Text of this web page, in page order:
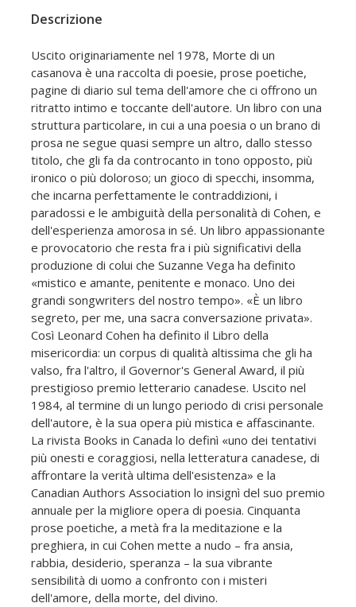
Descrizione
Uscito originariamente nel 1978, Morte di un
casanova è una raccolta di poesie, prose poetiche,
pagine di diario sul tema dell'amore che ci offrono un
ritratto intimo e toccante dell'autore. Un libro con una
struttura particolare, in cui a una poesia o un brano di
prosa ne segue quasi sempre un altro, dallo stesso
titolo, che gli fa da controcanto in tono opposto, più
ironico o più doloroso; un gioco di specchi, insomma,
che incarna perfettamente le contraddizioni, i
paradossi e le ambiguità della personalità di Cohen, e
dell'esperienza amorosa in sé. Un libro appassionante
e provocatorio che resta fra i più significativi della
produzione di colui che Suzanne Vega ha definito
«mistico e amante, penitente e monaco. Uno dei
grandi songwriters del nostro tempo». «È un libro
segreto, per me, una sacra conversazione privata».
Così Leonard Cohen ha definito il Libro della
misericordia: un corpus di qualità altissima che gli ha
valso, fra l'altro, il Governor's General Award, il più
prestigioso premio letterario canadese. Uscito nel
1984, al termine di un lungo periodo di crisi personale
dell'autore, è la sua opera più mistica e affascinante.
La rivista Books in Canada lo definì «uno dei tentativi
più onesti e coraggiosi, nella letteratura canadese, di
affrontare la verità ultima dell'esistenza» e la
Canadian Authors Association lo insignì del suo premio
annuale per la migliore opera di poesia. Cinquanta
prose poetiche, a metà fra la meditazione e la
preghiera, in cui Cohen mette a nudo – fra ansia,
rabbia, desiderio, speranza – la sua vibrante
sensibilità di uomo a confronto con i misteri
dell'amore, della morte, del divino.